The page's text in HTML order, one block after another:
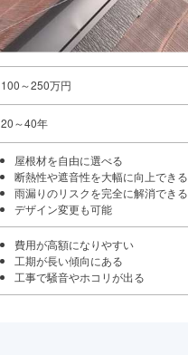
100～250万円
20～40年
屋根材を自由に選べる
断熱性や遮音性を大幅に向上できる
雨漏りのリスクを完全に解消できる
デザイン変更も可能
費用が高額になりやすい
工期が長い傾向にある
工事で騒音やホコリが出る